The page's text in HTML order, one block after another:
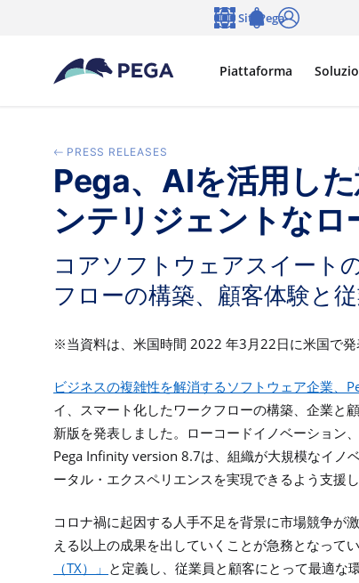
Vai direttamente al contenuto principale
Piattaforma
Siti Pega
PRESS RELEASES
Pega、AIを活用し
ンテリジェントな
コアソフトウェアスイート
フローの構築、顧客体験と
※当資料は、米国時間 2022 年3月 22 日に米国で
ビジネスの複雑性を解消するソフトウェア企業、
イ、スマート化したワークフローの構築、企業と
新版を発表しました。ローコードイノベーション
Pega Infinity version 8.7は、組織が大規模なイノ
ータル・エクスペリエンスを実現できるよう支援し
コロナ禍に起因する人手不足を背景に市場競争が
える以上の成果を出していくことが急務となって
（TX）」
と定義し、従業員と顧客にとって最適な